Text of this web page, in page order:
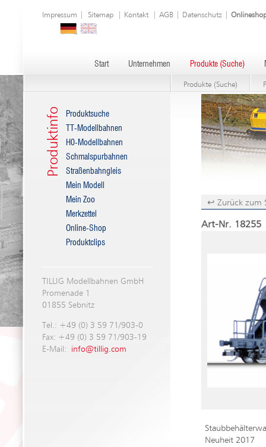
Impressum Sitemap Kontakt AGB Datenschutz
Start Unternehmen Produkte (Suche)
Produkte (Suche)
Produktinfo
Produktsuche
TT-Modellbahnen
H0-Modellbahnen
Schmalspurbahnen
Straßenbahngleis
Mein Modell
Mein Zoo
Merkzettel
Online-Shop
Produktclips
TILLIG Modellbahnen GmbH
Promenade 1
01855 Sebnitz
Tel.: +49 (0) 3 59 71/903-0
Fax: +49 (0) 3 59 71/903-19
E-Mail: info@tillig.com
↩ Zurück zum
Art-Nr. 18255
Neuheit 2017